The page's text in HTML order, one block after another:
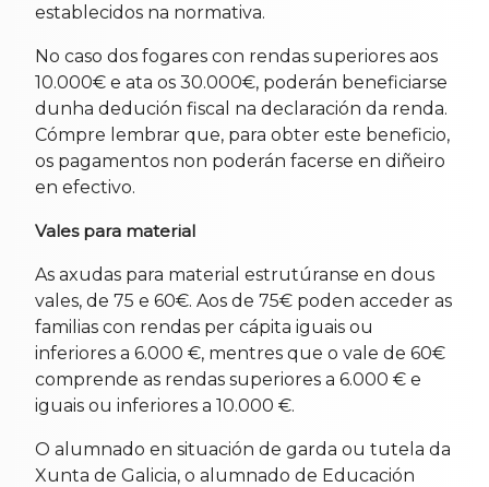
establecidos na normativa.
No caso dos fogares con rendas superiores aos
10.000€ e ata os 30.000€, poderán beneficiarse
dunha dedución fiscal na declaración da renda.
Cómpre lembrar que, para obter este beneficio,
os pagamentos non poderán facerse en diñeiro
en efectivo.
Vales para material
As axudas para material estrutúranse en dous
vales, de 75 e 60€. Aos de 75€ poden acceder as
familias con rendas per cápita iguais ou
inferiores a 6.000 €, mentres que o vale de 60€
comprende as rendas superiores a 6.000 € e
iguais ou inferiores a 10.000 €.
O alumnado en situación de garda ou tutela da
Xunta de Galicia, o alumnado de Educación